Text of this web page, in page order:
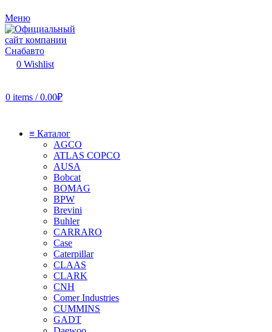
Меню
0 Wishlist
0 items / 0.00₽
≡ Каталог
AGCO
ATLAS COPCO
AUSA
Bobcat
BOMAG
BPW
Brevini
Buhler
CARRARO
Case
Caterpillar
CLAAS
CLARK
CNH
Comer Industries
CUMMINS
GADT